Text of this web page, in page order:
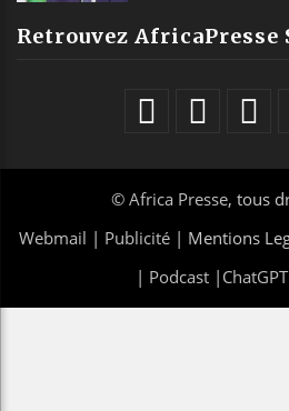
Retrouvez AfricaPresse
© Africa Presse, tous
Webmail | Publicité | Mentions
| Podcast| ChatGPT